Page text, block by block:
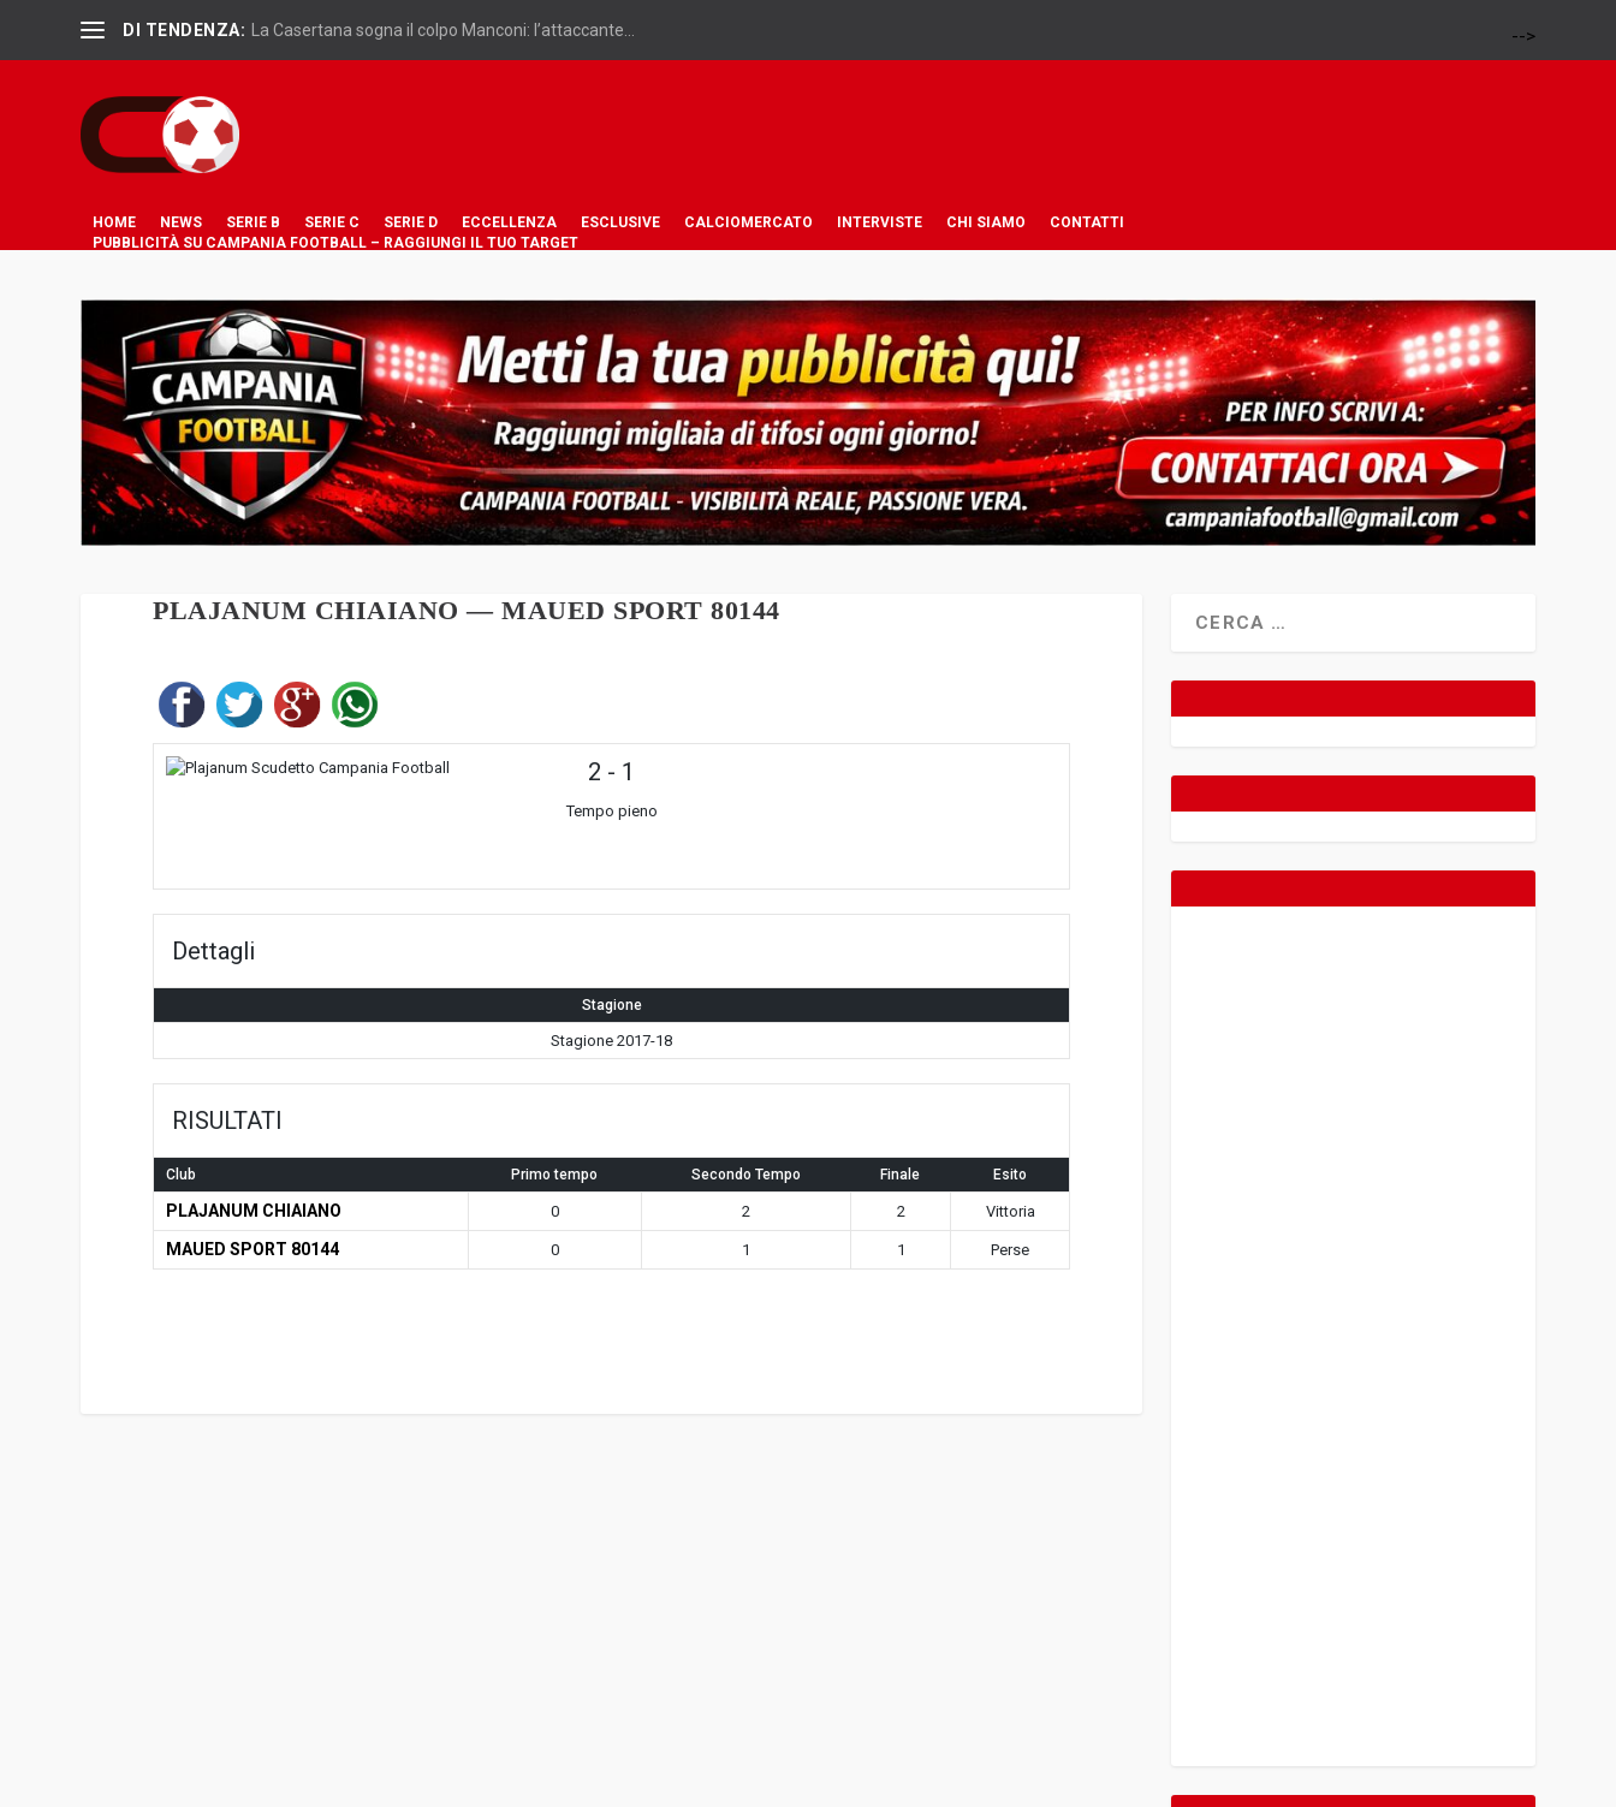
DI TENDENZA: La Casertana sogna il colpo Manconi: l’attaccante... -->
HOME NEWS SERIE B SERIE C SERIE D ECCELLENZA ESCLUSIVE CALCIOMERCATO INTERVISTE CHI SIAMO
CONTATTI
PUBBLICITÀ SU CAMPANIA FOOTBALL – RAGGIUNGI IL TUO TARGET
PLAJANUM CHIAIANO — MAUED SPORT 80144
2 - 1
Tempo pieno
Dettagli
Stagione
Stagione 2017-18
RISULTATI
Club Primo tempo Secondo Tempo Finale Esito
PLAJANUM CHIAIANO 0 2 2 Vittoria
MAUED SPORT 80144 0 1 1 Perse